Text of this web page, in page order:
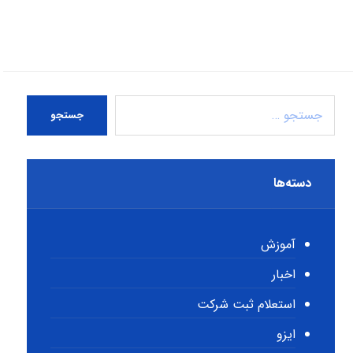
جستجو
دسته‌ها
آموزش
اخبار
استعلام ثبت شرکت
ایزو